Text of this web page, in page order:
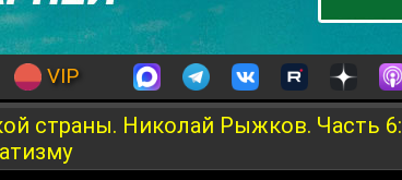
VIP
страны. Николай Рыжков. Часть 6: